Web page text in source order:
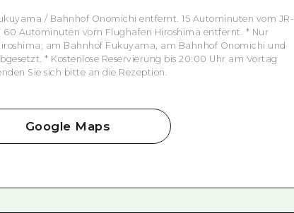
/ Bahnhof Onomichi entfernt. 15 Autominuten vom JR-
Autominuten vom Flughafen Hiroshima entfernt. * Nur
am Bahnhof Fukuyama, am Bahnhof Onomichi und
* Kostenlose Reservierung bis 20:00 Uhr am Vortag
Sie sich bitte an die Rezeption.
Google Maps